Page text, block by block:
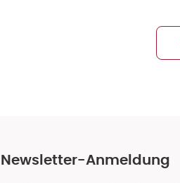
Newsletter-Anmeldung